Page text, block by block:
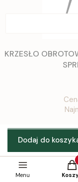
KRZESŁO
Dodaj do
Menu